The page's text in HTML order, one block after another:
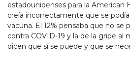
estadounidenses para la American
creía incorrectamente que se
vacuna. El 12% pensaba que no se
contra COVID-19 y la de la gripe al
dicen que sí se puede y que se